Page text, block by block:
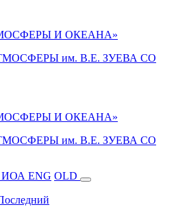
И ОКЕАНА»
им. В.Е. ЗУЕВА СО
И ОКЕАНА»
им. В.Е. ЗУЕВА СО
ИОА ENG OLD